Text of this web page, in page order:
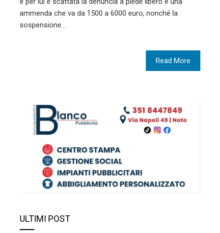
ammenda che va da 1500 a 6000 euro, nonché la
sospensione…
Read More
ULTIMI POST